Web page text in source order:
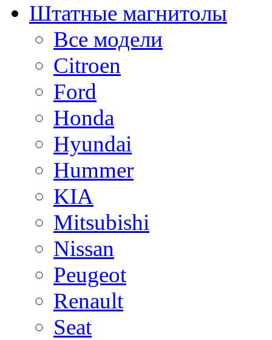
Штатные магнитолы
Все модели
Citroen
Ford
Honda
Hyundai
Hummer
KIA
Mitsubishi
Nissan
Peugeot
Renault
Seat